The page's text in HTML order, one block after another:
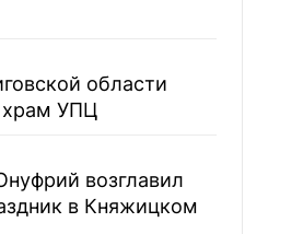
области
храм УПЦ
возглавил
в Княжицком